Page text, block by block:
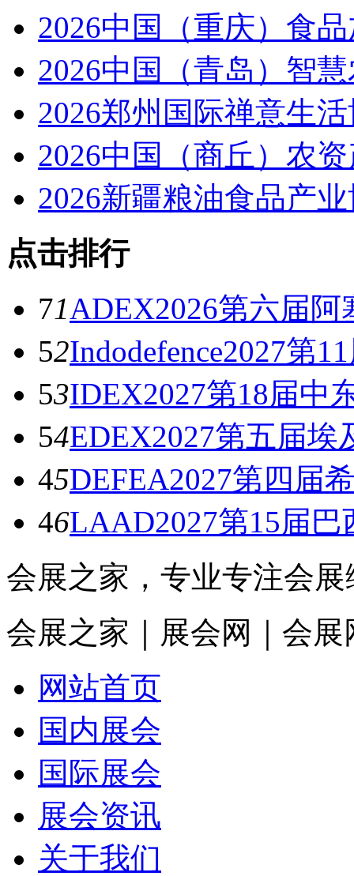
2026中国（重庆）食
2026中国（青岛）智
2026郑州国际禅意生
2026中国（商丘）农
2026新疆粮油食品产
点击排行
71ADEX2026第六届
52Indodefence2027第
53IDEX2027第18届中
54EDEX2027第五届
45DEFEA2027第四届
46LAAD2027第15届
会展之家，专业专注会
会展之家｜展会网｜会展
网站首页
国内展会
国际展会
展会资讯
关于我们